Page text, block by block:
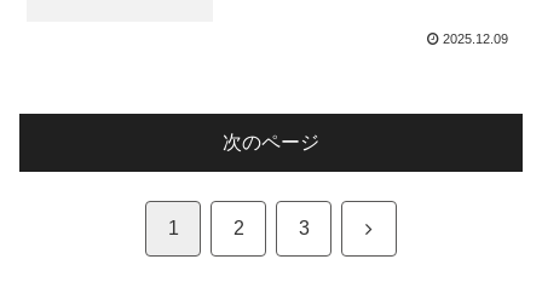
2025.12.09
次のページ
1 2 3 次